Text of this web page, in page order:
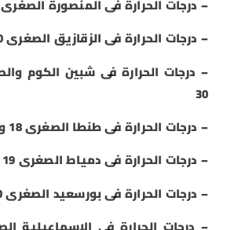
– درجات الحرارة فى المنصورة الصغرى 20 والعظمى 30
– درجات الحرارة فى الزقازيق الصغرى 20 والعظمى 32
30
– درجات الحرارة فى طنطا الصغرى 18 والعظمى 30
– درجات الحرارة فى دمياط الصغرى 19 والعظمى 27
– درجات الحرارة فى بورسعيد الصغرى 20 والعظمى 27